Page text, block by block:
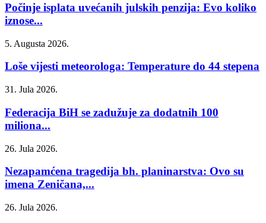
Počinje isplata uvećanih julskih penzija: Evo koliko
iznose...
5. Augusta 2026.
Loše vijesti meteorologa: Temperature do 44 stepena
31. Jula 2026.
Federacija BiH se zadužuje za dodatnih 100
miliona...
26. Jula 2026.
Nezapamćena tragedija bh. planinarstva: Ovo su
imena Zeničana,...
26. Jula 2026.